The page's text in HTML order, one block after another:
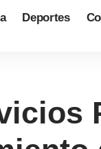
Deportes